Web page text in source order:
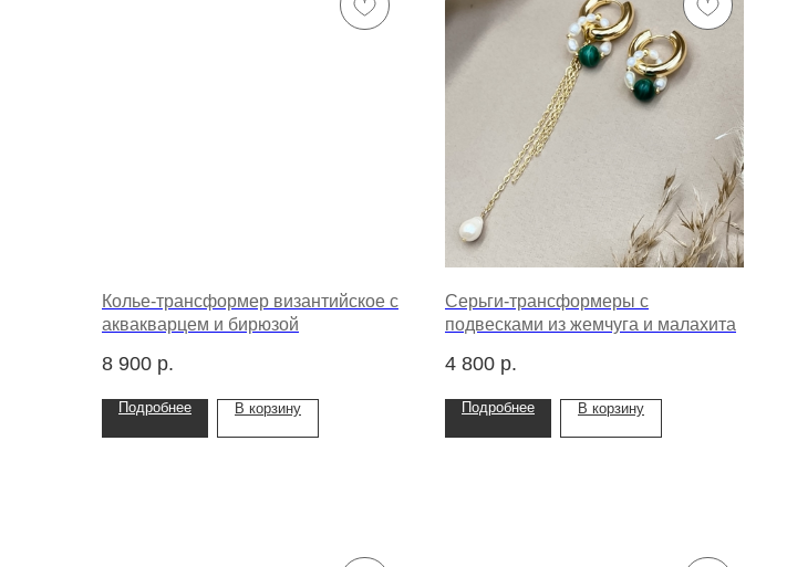
Колье-трансформер византийское с
аквакварцем и бирюзой
8 900 р.
Подробнее В корзину
Серьги-трансформеры с
подвесками из жемчуга и малахита
4 800 р.
Подробнее В корзину